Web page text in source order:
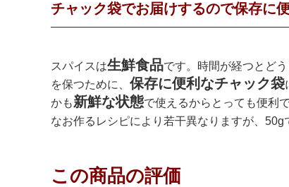
チャック袋でお届けするので保存に便
スパイスは生鮮食品です。時間が経つとど
を保つために、 保存に便利なチャック袋
かも新鮮な状態で使えるからとっても便利で
なお作るレシピにより若干異なりますが、50g
この商品の評価